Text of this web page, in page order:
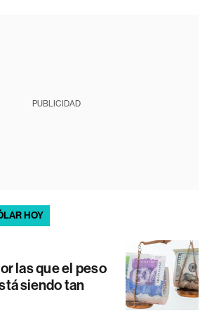
PUBLICIDAD
HOY
las que el peso
siendo tan